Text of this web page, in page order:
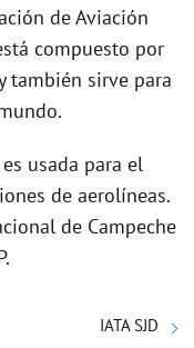
de Aviación
compuesto por
también sirve para
usada para el
de aerolíneas.
de Campeche
IATA SJD